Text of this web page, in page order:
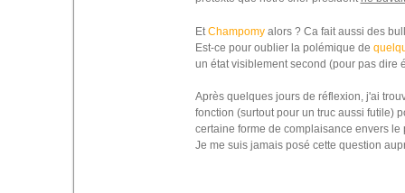
Et Champomyalors ? Ca fait aussi des
Est-ce pour oublier la polémique de
un état visiblement second (pour pas dire
Après quelques jours de réflexion, j'ai
fonction (surtout pour un truc aussi futile)
certaine forme de complaisance envers
Je me suis jamais posé cette question